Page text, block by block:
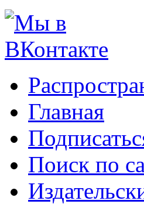
Главная
Поиск по